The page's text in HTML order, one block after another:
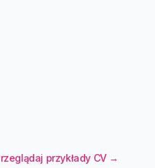
przykłady CV →